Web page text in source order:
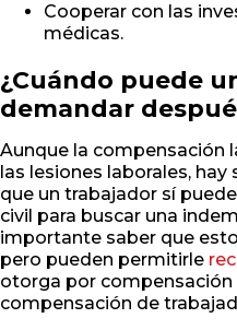
Cooperar con las
médicas.
¿Cuándo puede
demandar
Aunque la compensación
las lesiones laborales,
que un trabajador sí
civil para buscar una
importante saber que
pero pueden permitirle
otorga por
compensación de